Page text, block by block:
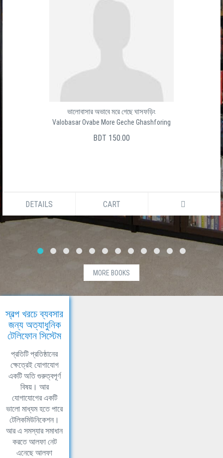
ভালোবাসার অভাবে মরে গেছে ঘাসফড়িং
Valobasar Ovabe More Geche Ghashforing
BDT 150.00
DETAILS CART
MORE BOOKS
স্বল্প খরচে ব্যবসার
জন্য অত্যাধুনিক
টেলিফোন সিস্টেম
প্রতিটি প্রতিষ্ঠানের
ক্ষেত্রেই যোগাযোগ
একটি অতি গুরুত্বপূর্ণ
বিষয়। আর
যোগাযোগের একটি
ভালো মাধ্যম হতে পারে
টেলিকমিউনিকেশন।
আর এ সমস্যার সমাধান
করতে আলফা নেট
এনেছে আলফা